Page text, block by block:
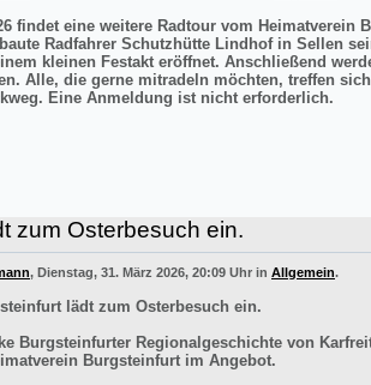
findet eine weitere Radtour vom Heimatverein
Radfahrer Schutzhütte Lindhof in Sellen
kleinen Festakt eröffnet. Anschließend
Alle, die gerne mitradeln möchten, treffen
Eine Anmeldung ist nicht erforderlich.
zum Osterbesuch ein.
, Dienstag, 31. März 2026, 20:09 Uhr in Allgemein.
lädt zum Osterbesuch ein.
Burgsteinfurter Regionalgeschichte von
Burgsteinfurt im Angebot.